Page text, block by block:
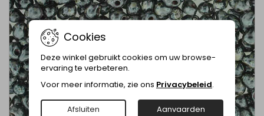
Cookies
Deze winkel gebruikt cookies om uw browse-
ervaring te verbeteren.
Voor meer informatie, zie ons Privacybeleid.
Afsluiten Aanvaarden